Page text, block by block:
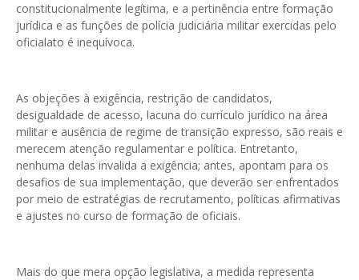
constitucionalmente legítima, e a pertinência entre formação
jurídica e as funções de polícia judiciária militar exercidas pelo
oficialato é inequívoca.
As objeções à exigência, restrição de candidatos,
desigualdade de acesso, lacuna do currículo jurídico na área
militar e ausência de regime de transição expresso, são reais e
merecem atenção regulamentar e política. Entretanto,
nenhuma delas invalida a exigência; antes, apontam para os
desafios de sua implementação, que deverão ser enfrentados
por meio de estratégias de recrutamento, políticas afirmativas
e ajustes no curso de formação de oficiais.
Mais do que mera opção legislativa, a medida representa